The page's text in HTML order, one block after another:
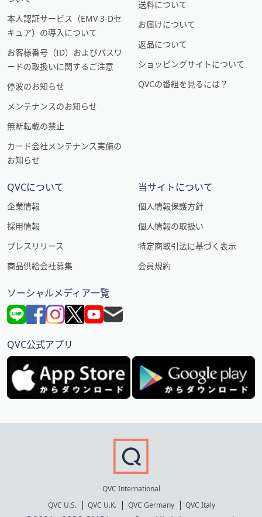
本人認証サービス（EMV 3-Dセ
キュア）の導入について
お客様番号（ID）およびパスワ
ードの取扱いに関するご注意
停波のお知らせ
メンテナンスのお知らせ
無断転載の禁止
カード会社メンテナンス実施の
お知らせ
送料について
お届けについて
返品について
ショッピングサイトについて
QVCの番組を見るには？
QVCについて
企業情報
採用情報
プレスリリース
商品供給会社募集
当サイトについて
個人情報保護方針
個人情報の取扱い
特定商取引法に基づく表示
会員規約
ソーシャルメディア一覧
QVC公式アプリ
QVC International
QVC U.S.
QVC U.K. QVC Germany QVC Italy